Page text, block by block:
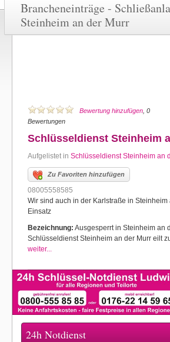
Brancheneinträge -
Steinheim an der Murr
Bewertung hinzufügen , 0
Bewertungen
Schlüsseldienst Steinheim
Aufgelistet in Schlüsseldienst Steinheim an
Zu Favoriten hinzufügen
08005558585
Wir sind auch in der Karlstraße in Steinheim
Einsatz
Bezeichnung: Ausgesperrt in Steinheim an
Schlüsseldienst Steinheim an der Murr eilt
weiter...
24h Notdienst